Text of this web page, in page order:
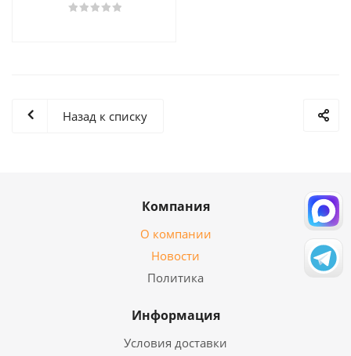
Назад к списку
Компания
О компании
Новости
Политика
Информация
Условия доставки